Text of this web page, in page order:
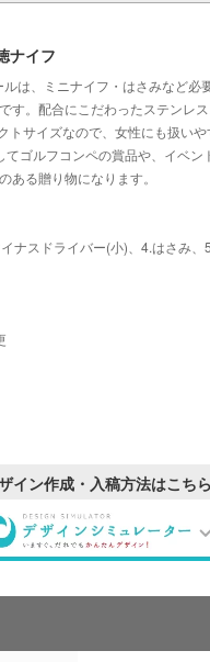
ナイフ
は、ミニナイフ・はさみなど必
す。配合にこだわったステンレ
サイズなので、女性にも扱いや
ゴルフコンペの賞品や、イベ
ある贈り物になります。
ナスドライバー(小)、4.はさみ
イン作成・入稿方法はこちら